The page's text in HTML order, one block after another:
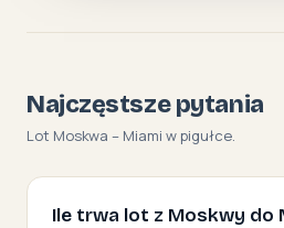
Najczęstsze pytania
Lot Moskwa – Miami w pigułce.
Ile trwa lot z Moskwy do